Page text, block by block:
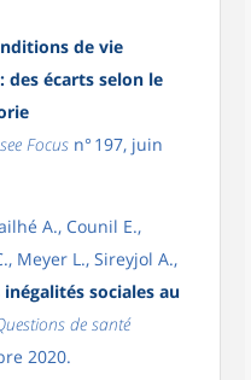
de vie
écarts selon le
Focus n° 197, juin
A., Counil E.,
Meyer L., Sireyjol A.,
inégalités sociales au
de santé
2020.